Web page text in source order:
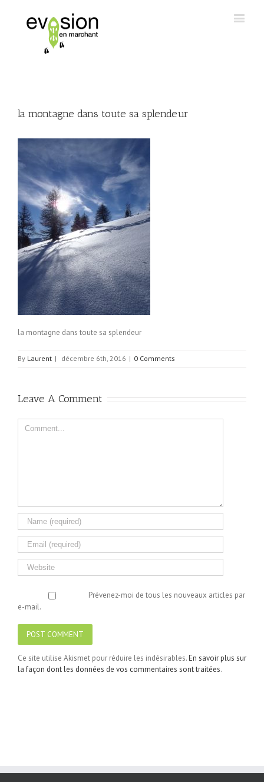
la montagne dans toute sa splendeur
la montagne dans toute sa splendeur
By Laurent | décembre 6th, 2016 | 0 Comments
Leave A Comment
Comment
Prévenez-moi de tous les nouveaux articles par
e-mail.
Ce site utilise Akismet pour réduire les indésirables.En savoir plus sur
la façon dont les données de vos commentaires sont traitées.